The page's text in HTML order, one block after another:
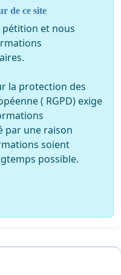
faut sauver ce
histoire.
de La Pilule
patrimoine, passionés
l'architecture et de l'art.
Maisons
merveilleux Château
de ce site
pétition et nous
la protection des
( RGPD) exige
par une raison
soient
possible.